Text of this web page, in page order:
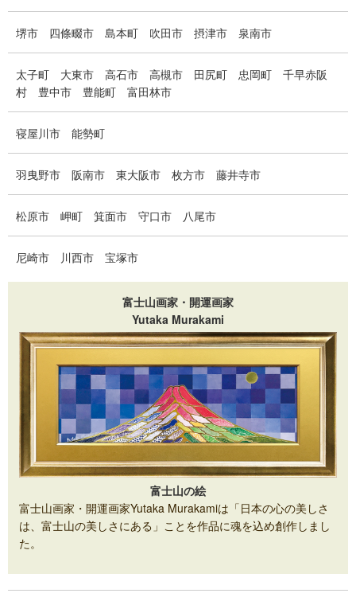
堺市 四條畷市 島本町 吹田市 摂津市 泉南市
太子町 大東市 高石市 高槻市 田尻町 忠岡町
千早赤阪
村
豊中市 豊能町 富田林市
寝屋川市 能勢町
羽曳野市 阪南市 東大阪市 枚方市 藤井寺市
松原市 岬町 箕面市 守口市 八尾市
尼崎市 川西市 宝塚市
富士山画家・開運画家
Yutaka Murakami
富士山の絵
富士山画家・開運画家Yutaka Murakamiは「日本の心の美しさ
は、富士山の美しさにある」ことを作品に魂を込め創作しまし
た。